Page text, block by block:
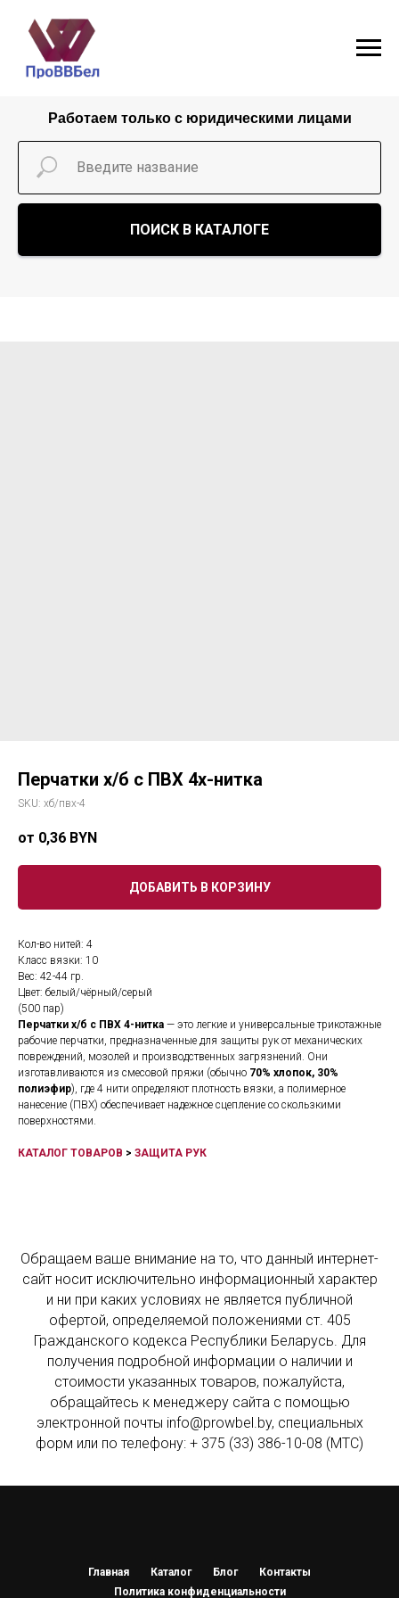
Работаем только с юридическими лицами
ПОИСК В КАТАЛОГЕ
Перчатки х/б с ПВХ 4х-нитка
SKU: хб/пвх-4
0,36 BYN
ДОБАВИТЬ В КОРЗИНУ
Кол-во нитей: 4
Класс вязки: 10
Вес: 42-44 гр.
Цвет: белый/чёрный/серый
(500 пар)
Перчатки х/б с ПВХ 4-нитка — это легкие и универсальные трикотажные
рабочие перчатки, предназначенные для защиты рук от механических
повреждений, мозолей и производственных загрязнений. Они
изготавливаются из смесовой пряжи (обычно 70% хлопок, 30%
полиэфир), где 4 нити определяют плотность вязки, а полимерное
нанесение (ПВХ) обеспечивает надежное сцепление со скользкими
поверхностями.
КАТАЛОГ ТОВАРОВ > ЗАЩИТА РУК
Обращаем ваше внимание на то, что данный интернет-
сайт носит исключительно информационный характер
и ни при каких условиях не является публичной
офертой, определяемой положениями ст. 405
Гражданского кодекса Республики Беларусь. Для
получения подробной информации о наличии и
стоимости указанных товаров, пожалуйста,
обращайтесь к менеджеру сайта с помощью
электронной почты info@prowbel.by, специальных
форм или по телефону: + 375 (33) 386-10-08 (МТС)
Главная Каталог Блог
Контакты
Политика конфиденциальности